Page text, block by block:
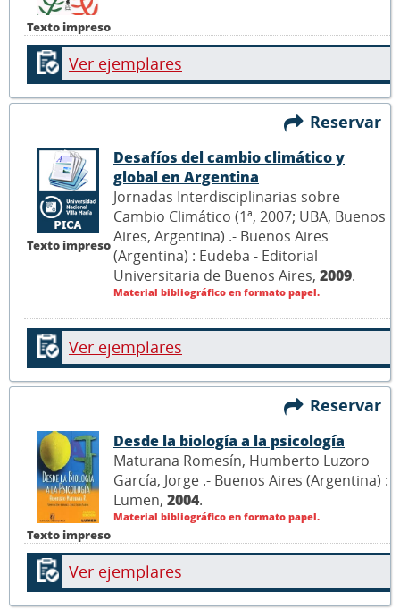
Texto impreso
Ver ejemplares
Reservar
Texto impreso
Desafíos del cambio climático y
global en Argentina
Jornadas Interdisciplinarias sobre
Cambio Climático (1ª, 2007; UBA, Buenos
Aires, Argentina) .- Buenos Aires
(Argentina) : Eudeba - Editorial
Universitaria de Buenos Aires, 2009.
Material bibliográfico en formato papel.
Ver ejemplares
Reservar
Texto impreso
Desde la biología a la psicología
Maturana Romesín, Humberto Luzoro
García, Jorge .- Buenos Aires (Argentina) :
Lumen, 2004.
Material bibliográfico en formato papel.
Ver ejemplares